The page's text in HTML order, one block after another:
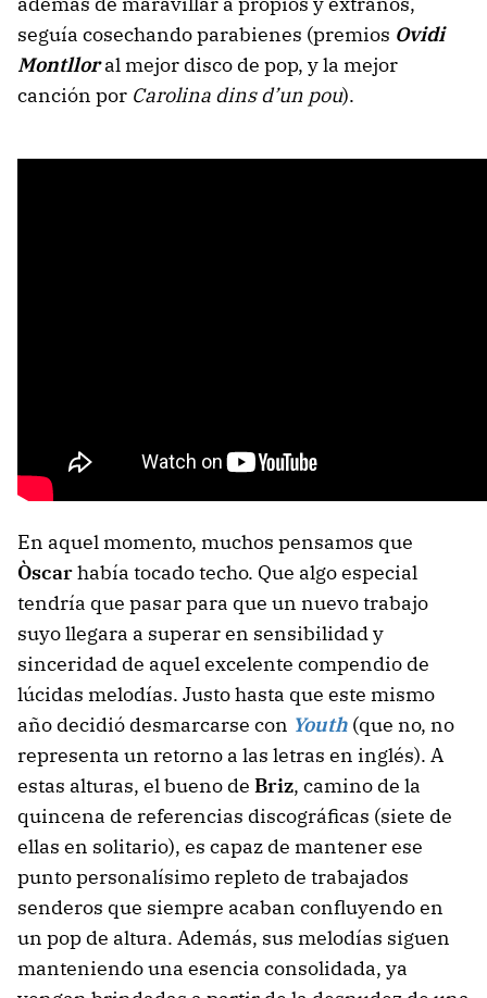
seguía cosechando parabienes (premios Ovidi
Montlloral mejor disco de pop, y la mejor
canción por Carolina dins d’un pou).
En aquel momento, muchos pensamos que
Òscarhabía tocado techo. Que algo especial
tendría que pasar para que un nuevo trabajo
suyo llegara a superar en sensibilidad y
sinceridad de aquel excelente compendio de
lúcidas melodías. Justo hasta que este mismo
año decidió desmarcarse con Youth (que no, no
representa un retorno a las letras en inglés). A
estas alturas, el bueno de Briz, camino de la
quincena de referencias discográficas (siete de
ellas en solitario), es capaz de mantener ese
punto personalísimo repleto de trabajados
senderos que siempre acaban confluyendo en
un pop de altura. Además, sus melodías siguen
manteniendo una esencia consolidada, ya